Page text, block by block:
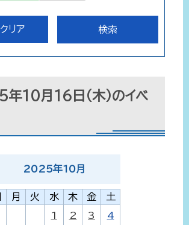
リア
10月16日（木）のイベ
2025年10月
月 火 水 木 金
土
1
2 3 4